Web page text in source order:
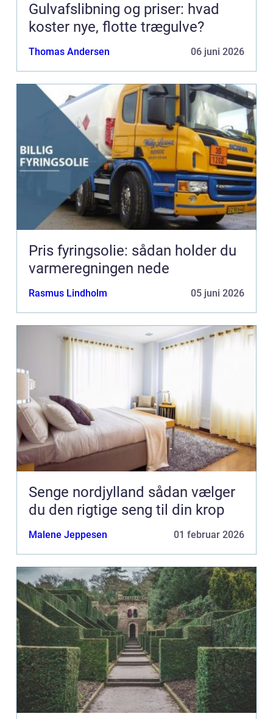
Gulvafslibning og priser: hvad
koster nye, flotte trægulve?
Thomas Andersen 06 juni 2026
Pris fyringsolie: sådan holder du
varmeregningen nede
Rasmus Lindholm 05 juni 2026
Senge nordjylland sådan vælger
du den rigtige seng til din krop
Malene Jeppesen 01 februar 2026